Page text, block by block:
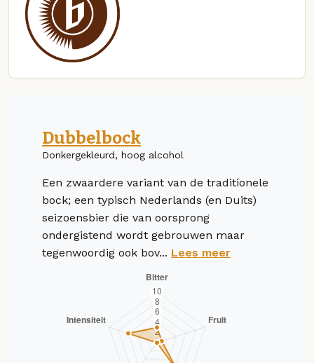
Dubbelbock
Donkergekleurd, hoog alcohol
Een zwaardere variant van de traditionele
bock; een typisch Nederlands (en Duits)
seizoensbier die van oorsprong
ondergistend wordt gebrouwen maar
tegenwoordig ook bov... Lees meer